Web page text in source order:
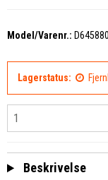
Model/Varenr.: D645880
Lagerstatus:
Beskrivelse